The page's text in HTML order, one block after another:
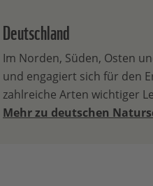
Deutschland
Im Norden, Süden, Osten
und engagiert sich für den
zahlreiche Arten wichtiger
Mehr zu deutschen